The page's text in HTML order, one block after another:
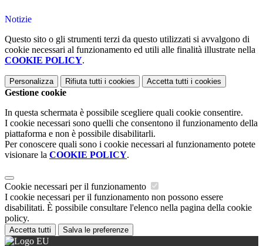
Notizie
Questo sito o gli strumenti terzi da questo utilizzati si avvalgono di
cookie necessari al funzionamento ed utili alle finalità illustrate nella
COOKIE POLICY.
Personalizza Rifiuta tutti i cookies Accetta tutti i cookies
Gestione cookie
In questa schermata è possibile scegliere quali cookie consentire.
I cookie necessari sono quelli che consentono il funzionamento della
piattaforma e non è possibile disabilitarli.
Per conoscere quali sono i cookie necessari al funzionamento potete
visionare la COOKIE POLICY.
Cookie necessari per il funzionamento
I cookie necessari per il funzionamento non possono essere
disabilitati. È possibile consultare l'elenco nella pagina della cookie
policy.
Accetta tutti Salva le preferenze